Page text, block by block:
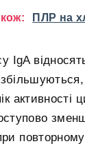
ПЛР на
IgA
активності
повторному